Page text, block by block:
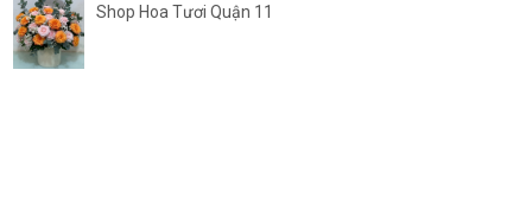
Shop Hoa Tươi Quận 11